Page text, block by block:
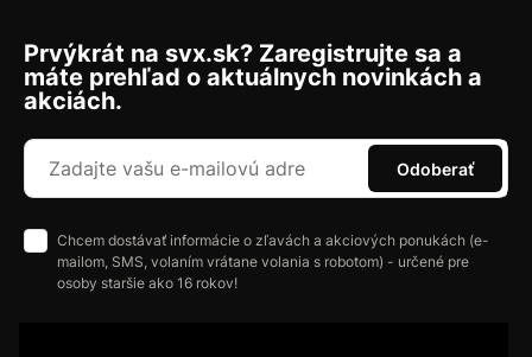
Prvýkrát na svx.sk? Zaregistrujte sa a
máte prehľad o aktuálnych novinkách a
akciách.
Odoberať
Chcem dostávať informácie o zľavách a akciových ponukách (e-
mailom, SMS, volaním vrátane volania s robotom) - určené pre
osoby staršie ako 16 rokov!